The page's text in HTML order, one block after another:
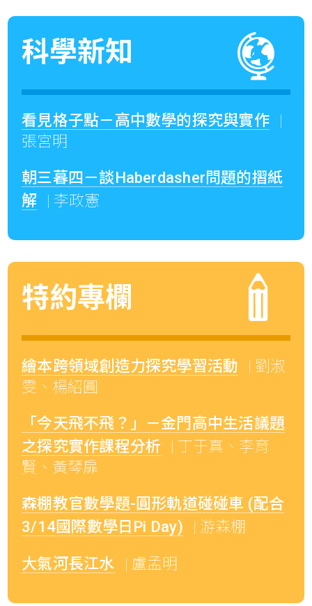
科學新知
看見格子點－高中數學的探究與實作
|
張宮明
朝三暮四－談Haberdasher問題的摺紙
解
| 李政憲
特約專欄
繪本跨領域創造力探究學習活動
| 劉淑
雯、楊紹圓
「今天飛不飛？」－金門高中生活議題
之探究實作課程分析
| 丁于真、李育
賢、黃琴扉
森棚教官數學題-圓形軌道碰碰車 (配合
3/14國際數學日Pi Day)
| 游森棚
大氣河長江水 | 盧孟明